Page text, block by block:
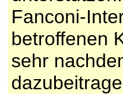
Fanconi-
betroffenen
sehr